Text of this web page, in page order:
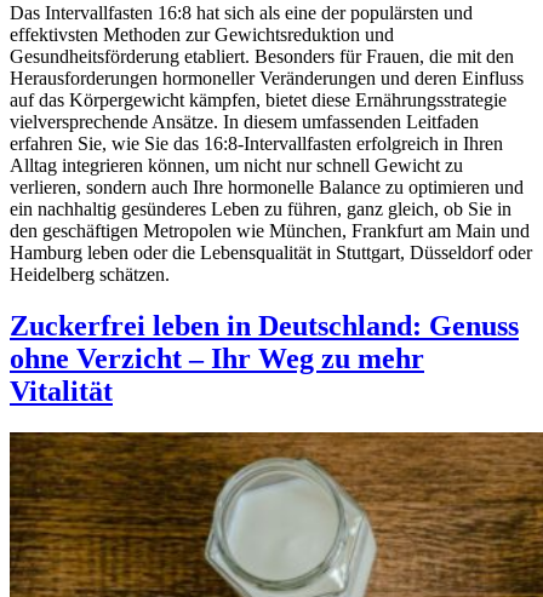
Das Intervallfasten 16:8 hat sich als eine der populärsten und
effektivsten Methoden zur Gewichtsreduktion und
Gesundheitsförderung etabliert. Besonders für Frauen, die mit den
Herausforderungen hormoneller Veränderungen und deren Einfluss
auf das Körpergewicht kämpfen, bietet diese Ernährungsstrategie
vielversprechende Ansätze. In diesem umfassenden Leitfaden
erfahren Sie, wie Sie das 16:8-Intervallfasten erfolgreich in Ihren
Alltag integrieren können, um nicht nur schnell Gewicht zu
verlieren, sondern auch Ihre hormonelle Balance zu optimieren und
ein nachhaltig gesünderes Leben zu führen, ganz gleich, ob Sie in
den geschäftigen Metropolen wie München, Frankfurt am Main und
Hamburg leben oder die Lebensqualität in Stuttgart, Düsseldorf oder
Heidelberg schätzen.
Zuckerfrei leben in Deutschland: Genuss
ohne Verzicht – Ihr Weg zu mehr
Vitalität